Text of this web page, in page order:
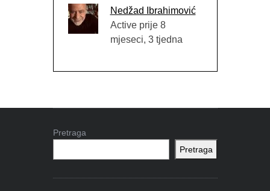
Nedžad Ibrahimović
Active prije 8
mjeseci, 3 tjedna
Pretraga
Pretraga